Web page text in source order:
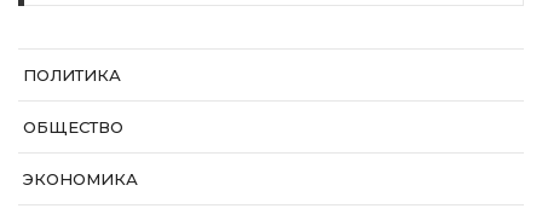
ПОЛИТИКА
ОБЩЕСТВО
ЭКОНОМИКА